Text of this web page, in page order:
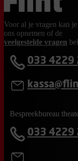
Voor al je vragen kan je
ons opnemen of de
veelgestelde vragen
033 4229
Bespreekbureau
033 4229